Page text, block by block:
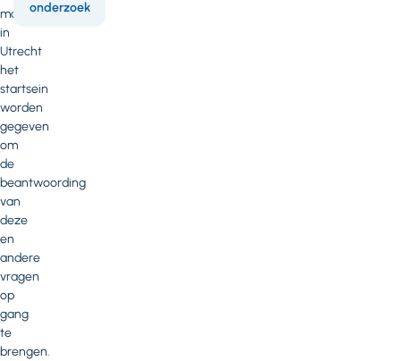
maart
in
Utrecht
het
startsein
worden
gegeven
om
de
beantwoording
van
deze
en
andere
vragen
op
gang
te
brengen.
onderzoek